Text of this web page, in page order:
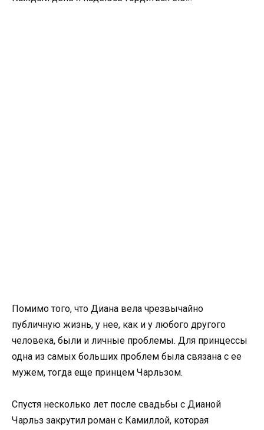
Помимо того, что Диана вела чрезвычайно
публичную жизнь, у нее, как и у любого другого
человека, были и личные проблемы. Для принцессы
одна из самых больших проблем была связана с ее
мужем, тогда еще принцем Чарльзом.
Спустя несколько лет после свадьбы с Дианой
Чарльз закрутил роман с Камиллой, которая